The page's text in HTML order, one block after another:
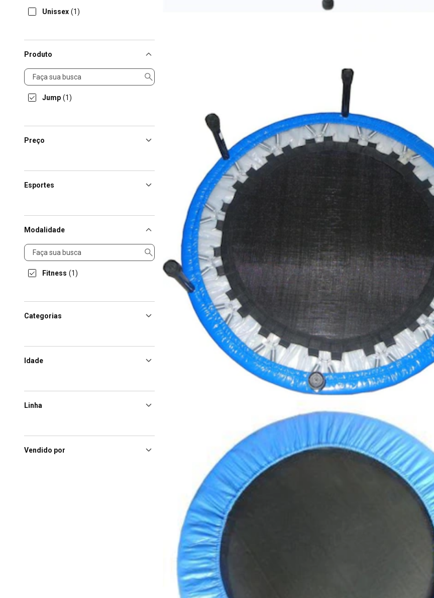
Unissex (1)
Produto
Produto
Jump (1)
Preço
Esportes
Modalidade
Modalidade
Fitness (1)
Categorias
Idade
Linha
Vendido por